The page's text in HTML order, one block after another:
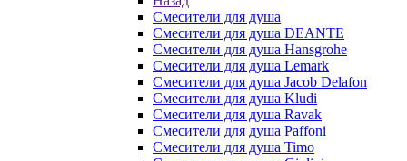
Смесители для душа
Смесители для душа DEANTE
Смесители для душа Hansgrohe
Смесители для душа Lemark
Смесители для душа Jacob Delafon
Смесители для душа Kludi
Смесители для душа Ravak
Смесители для душа Paffoni
Смесители для душа Timo